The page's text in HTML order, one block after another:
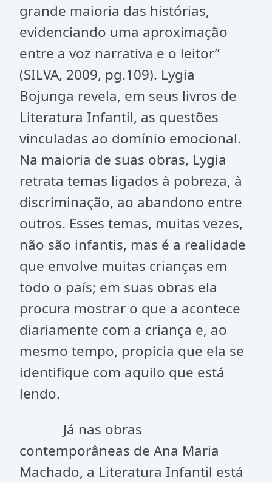
grande maioria das histórias,
evidenciando uma aproximação
entre a voz narrativa e o leitor”
(SILVA, 2009, pg.109). Lygia
Bojunga revela, em seus livros de
Literatura Infantil, as questões
vinculadas ao domínio emocional.
Na maioria de suas obras, Lygia
retrata temas ligados à pobreza, à
discriminação, ao abandono entre
outros. Esses temas, muitas vezes,
não são infantis, mas é a realidade
que envolve muitas crianças em
todo o país; em suas obras ela
procura mostrar o que a acontece
diariamente com a criança e, ao
mesmo tempo, propicia que ela se
identifique com aquilo que está
lendo.
Já nas obras
contemporâneas de Ana Maria
Machado, a Literatura Infantil está